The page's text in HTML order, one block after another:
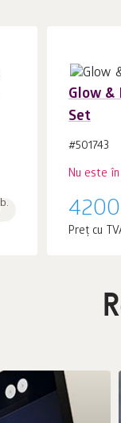
b.
Glow &
Set
#501743
Nu este
4200
Preț cu